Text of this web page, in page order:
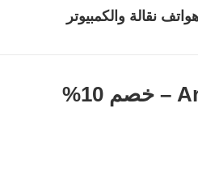
نقالة والكمبيوتر